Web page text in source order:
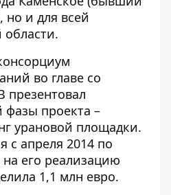
но и для всей
во главе со
презентовал
фазы проекта –
урановой площадки.
с апреля 2014 по
на его реализацию
1,1 млн евро.